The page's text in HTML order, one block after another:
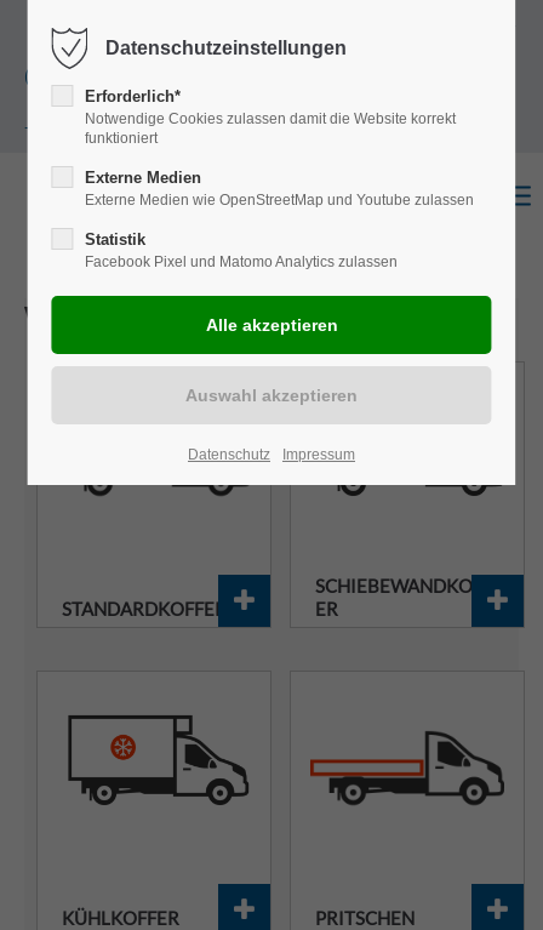
+49
(0)251 322 631
- 0
Wählen Sie einen Ausbau
STANDARDKOFFER
SCHIEBEWANDKOFF
ER
KÜHLKOFFER PRITSCHEN
Datenschutzeinstellungen
Erforderlich*
Notwendige Cookies zulassen damit die Website korrekt
funktioniert
Externe Medien
Externe Medien wie OpenStreetMap und Youtube zulassen
Statistik
Facebook Pixel und Matomo Analytics zulassen
Datenschutz Impressum